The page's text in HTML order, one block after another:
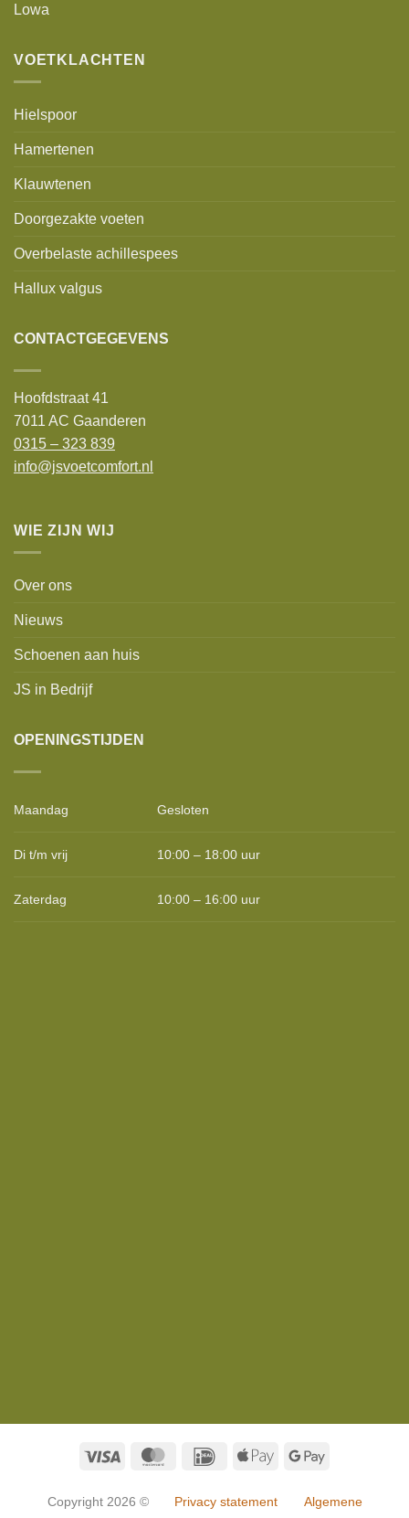
Lowa
VOETKLACHTEN
Hielspoor
Hamertenen
Klauwtenen
Doorgezakte voeten
Overbelaste achillespees
Hallux valgus
CONTACTGEGEVENS
Hoofdstraat 41
7011 AC Gaanderen
0315 – 323 839
info@jsvoetcomfort.nl
WIE ZIJN WIJ
Over ons
Nieuws
Schoenen aan huis
JS in Bedrijf
OPENINGSTIJDEN
Maandag Gesloten
Di t/m vrij 10:00 – 18:00 uur
Zaterdag 10:00 – 16:00 uur
Visa MasterCardIDeal
Apple
Google
Copyright 2026 © Privacy statement
Algemene